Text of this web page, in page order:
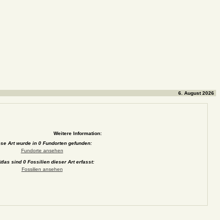
6. August 2026
Weitere Information:
Art wurde in 0 Fundorten gefunden:
Fundorte ansehen
sind 0 Fossilien dieser Art erfasst:
Fossilien ansehen